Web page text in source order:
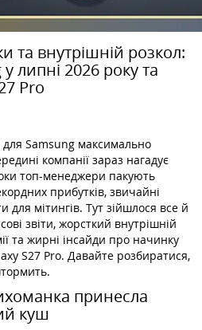
та внутрішній розкол:
липні 2026 року та
Pro
Samsung максимально
компанії зараз нагадує
топ-менеджери пакують
прибутків, звичайні
мітингів. Тут зійшлося все й
звіти, жорсткий внутрішній
та жирні інсайди про начинку
S27 Pro. Давайте розбиратися,
принесла
куш